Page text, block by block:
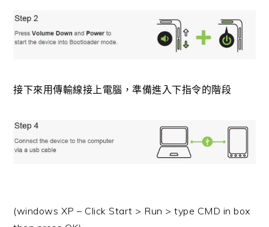
接下來用傳輸線接上電腦，準備進入下指令的階段
(windows XP – Click Start > Run > type CMD in box